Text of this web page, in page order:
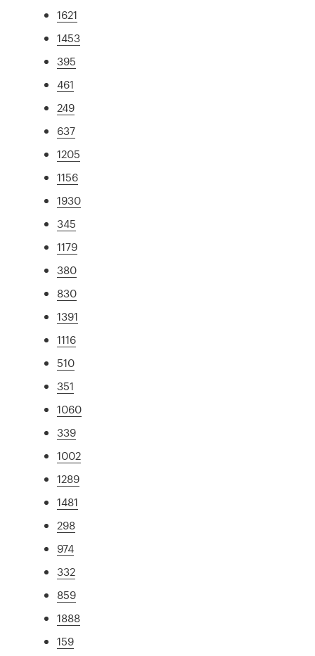
1621
1453
395
461
249
637
1205
1156
1930
345
1179
380
830
1391
1116
510
351
1060
339
1002
1289
1481
298
974
332
859
1888
159